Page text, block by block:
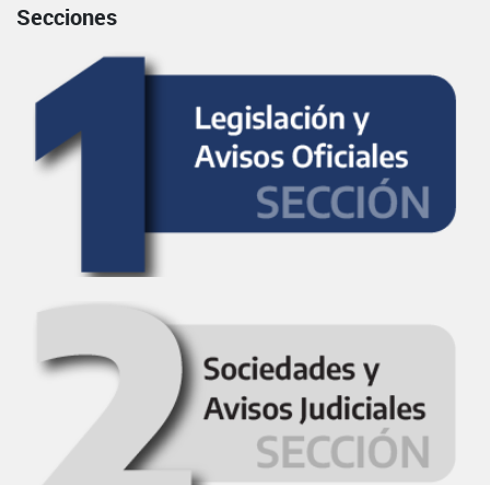
Secciones